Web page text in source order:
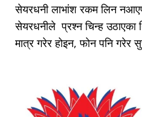
सेयरधनी लाभांश रकम लिन
सेयरधनीले प्रश्न चिन्ह उठाएका
मात्र गरेर होइन, फोन पनि